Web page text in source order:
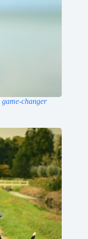
game-changer